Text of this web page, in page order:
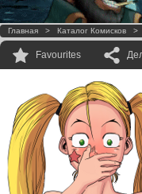
Главная > Каталог Комисков >
Favourites